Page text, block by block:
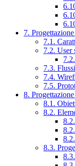
7.
7.1.
7.2. User
7.3.
7.4.
7.5.
8.
8.1.
8.2.
8.3.